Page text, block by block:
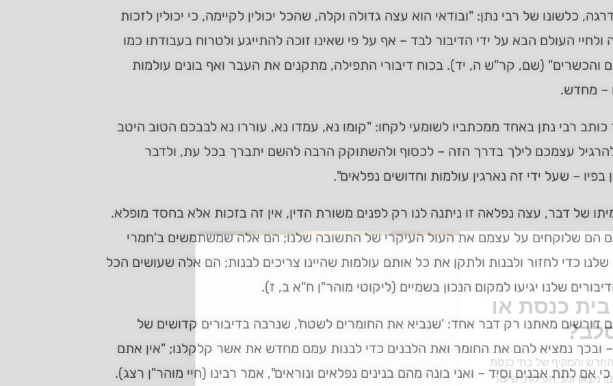
כלשונו של רבי נתן: "ובודאי הוא עצה גדולה וקלה, שהכל יכולין לקיימה, כי יכולין לזכות
ולחיי העולם הבא על ידי הדיבור לבד – אף על פי שאינו זוכה להתייגע ולטרוח בעבודתו כמו
והכשרים" (שם, קר"ש ה, יד). בכוח דיבורי התפילה, מתקנים את העבר ואף בונים עולמות
– מחדש.
רבי נתן באחד ממכתביו לשומעי לקחו: "קומו נא, עמדו נא, עוררו נא לבבכם הטוב היטב
עצמכם לילך בדרך הזה – לכסוף ולהשתוקק הרבה להשם יתברך בכל עת, ולדבר
בפיו – שעל ידי זה נארגין עולמות וחדושים נפלאים".
של דבר, עצה נפלאה זו ניתנה לנו רק לפנים משורת הדין, אין זה בזכות אלא בחסד מופלא.
הם שלוקחים על עצמם את העול העיקרי של התשובה שלנו; הם אלה שמשתמשים ב'חמרי
שלנו כדי לחזור ולבנות ולתקן את כל אותם עולמות שהיינו צריכים לבנות; הם אלה שעושים הכל
שלנו יגיעו למקום הנכון בשמיים (ליקוטי מוהר"ן ח"א ב, ז).
דורשים מאתנו רק דבר אחד: 'שנביא את החומרים לשטח', שנרבה בדיבורים קדושים של
ובכך נמציא להם את החומר ואת הלבנים כדי לבנות עמם מחדש את אשר קלקלנו; "אין אתם
כי אם לתת אבנים וסיד – ואני בונה מהם בנינים נפלאים ונוראים", אמר רבינו (חיי מוהר"ן רצג).
כנסת או
והמקיף של בתי כנסת
זמני תפילות, שיעורי